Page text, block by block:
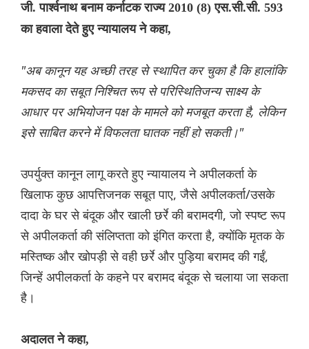
जी. पार्श्वनाथ बनाम कर्नाटक राज्य 2010 (8) एस.सी.सी. 593
का हवाला देते हुए न्यायालय ने कहा,
"अब कानून यह अच्छी तरह से स्थापित कर चुका है कि हालांकि
मकसद का सबूत निश्चित रूप से परिस्थितिजन्य साक्ष्य के
आधार पर अभियोजन पक्ष के मामले को मजबूत करता है, लेकिन
इसे साबित करने में विफलता घातक नहीं हो सकती।"
उपर्युक्त कानून लागू करते हुए न्यायालय ने अपीलकर्ता के
खिलाफ कुछ आपत्तिजनक सबूत पाए, जैसे अपीलकर्ता/उसके
दादा के घर से बंदूक और खाली छर्रे की बरामदगी, जो स्पष्ट रूप
से अपीलकर्ता की संलिप्तता को इंगित करता है, क्योंकि मृतक के
मस्तिष्क और खोपड़ी से वही छर्रे और पुड़िया बरामद की गईं,
जिन्हें अपीलकर्ता के कहने पर बरामद बंदूक से चलाया जा सकता
है।
अदालत ने कहा,